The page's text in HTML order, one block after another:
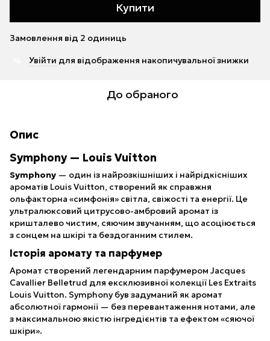
Купити
Замовлення від 2 одиниць
Увійти для відображення накопичувальної знижки
До обраного
Опис
Symphony — Louis Vuitton
Symphony — один із найрозкішніших і найрідкісніших
ароматів Louis Vuitton, створений як справжня
ольфакторна «симфонія» світла, свіжості та енергії. Це
ультралюксовий цитрусово-амбровий аромат із
кришталево чистим, сяючим звучанням, що асоціюється
з сонцем на шкірі та бездоганним стилем.
Історія аромату та парфумер
Аромат створений легендарним парфумером Jacques
Cavallier Belletrud для ексклюзивної колекції Les Extraits
Louis Vuitton. Symphony був задуманий як аромат
абсолютної гармонії — без перевантаження нотами, але
з максимальною якістю інгредієнтів та ефектом «сяючої
шкіри».